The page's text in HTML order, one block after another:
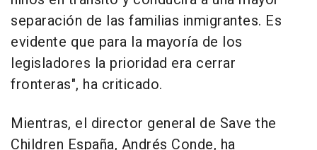
separación de las familias inmigrantes. Es
evidente que para la mayoría de los
legisladores la prioridad era cerrar
fronteras", ha criticado.
Mientras, el director general de Save the
Children España, Andrés Conde, ha